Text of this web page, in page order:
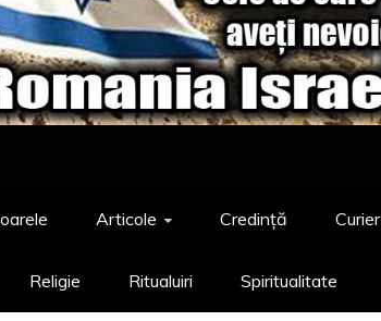
Articole Credință Curier
Religie Ritualuiri Spiritualitate